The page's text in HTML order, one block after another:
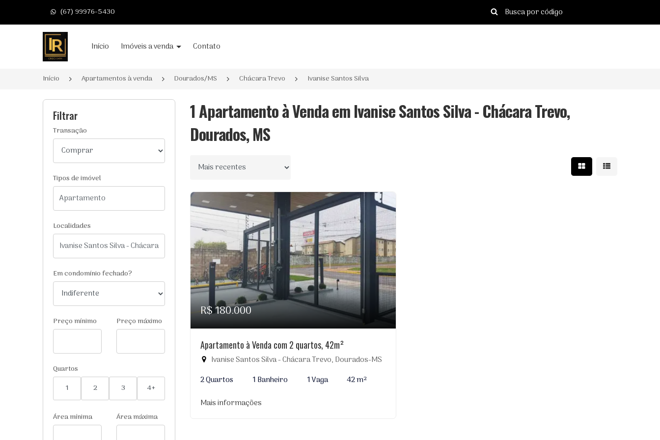
(67) 99976-5430
Página inicialInício Imóveis a venda Contato
Início Apartamentos à venda Dourados/MS Chácara Trevo Ivanise Santos Silva
Filtrar
Transação
Tipos de imóvel
Localidades
Em condomínio fechado?
Preço mínimo Preço máximo
Quartos
1
2 3 4+
Área mínima Área máxima
1 Apartamento à Venda em Ivanise Santos Silva - Chácara Trevo,
Dourados, MS
Ordenar por Mostrar resultados
Mostrar
R$ 180.000
Apartamento à Venda com 2 quartos, 42m²
Ivanise Santos Silva - Chácara Trevo, Dourados-MS
2 Quartos
1 Banheiro 1 Vaga
42 m²
Mais informações